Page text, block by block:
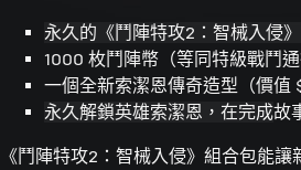
永久的《鬥陣特攻2：智械入侵
1000 枚鬥陣幣（等同特級戰鬥通
一個全新索潔恩傳奇造型（價值
永久解鎖英雄索潔恩，在完成故
《鬥陣特攻2：智械入侵》組合包能